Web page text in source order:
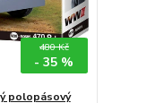
480 Kč
- 35 %
polopásový